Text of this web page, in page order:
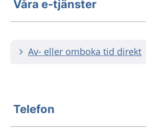
Våra e-tjänster
Av- eller omboka tid direkt
Telefon